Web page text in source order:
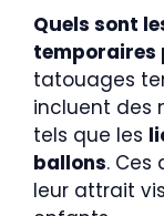
Quels sont
temporaires
tatouages
incluent des
tels que les
ballons. Ces
leur attrait